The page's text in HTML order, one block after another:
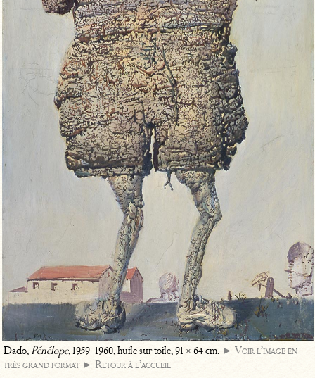
Dado, Pénélope, 1959-1960, huile sur toile, 91 × 64 cm. ► Voir l’image en
très grand format ► Retour à l’accueil